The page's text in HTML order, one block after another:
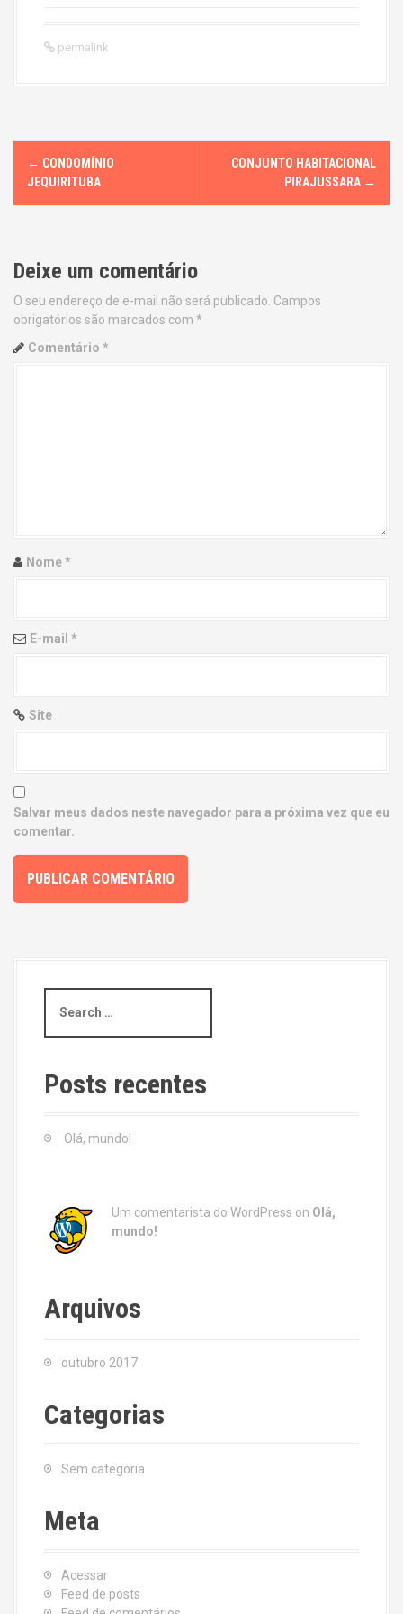
permalink
P
t
n
a
o
← CONDOMÍNIO
JEQUIRITUBA
CONJUNTO HABITACIONAL
PIRAJUSSARA →
Deixe um comentário
O seu endereço de e-mail não será publicado. Campos
obrigatórios são marcados com *
Comentário *
Nome*
E-mail *
Site
Salvar meus dados neste navegador para a próxima vez que eu
comentar.
a
c
h
Posts recentes
Olá, mundo!
Um comentarista do WordPress on Olá,
mundo!
Arquivos
outubro 2017
Categorias
Sem categoria
Meta
Acessar
Feed de posts